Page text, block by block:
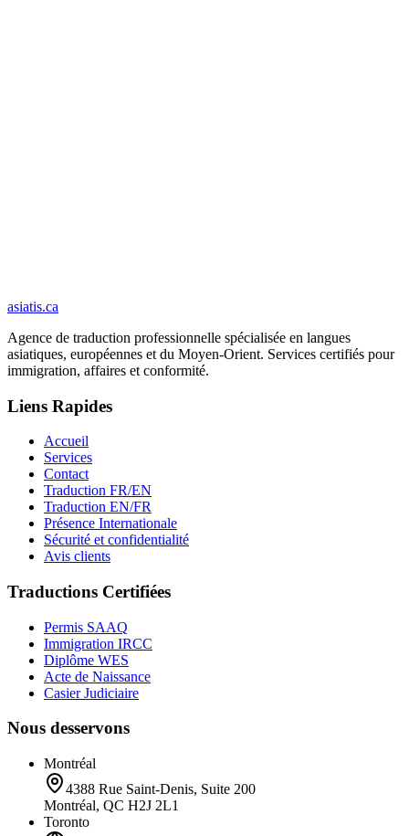
asiatis.ca
Agence de traduction professionnelle spécialisée en langues
asiatiques, européennes et du Moyen-Orient. Services certifiés pour
immigration, affaires et conformité.
Liens Rapides
Accueil
Services
Contact
Traduction FR/EN
Traduction EN/FR
Présence Internationale
Sécurité et confidentialité
Avis clients
Traductions Certifiées
Permis SAAQ
Immigration IRCC
Diplôme WES
Acte de Naissance
Casier Judiciaire
Nous desservons
Montréal
4388 Rue Saint-Denis, Suite 200
Montréal, QC H2J 2L1
Toronto